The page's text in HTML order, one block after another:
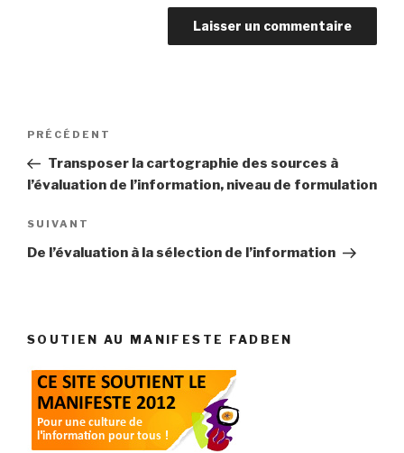
Navigation
l’article
Article
précédent
PRÉCÉDENT
Transposer la cartographie des sources à
l’évaluation de l’information, niveau de formulation
Article
suivant
SUIVANT
De l’évaluation à la sélection de l’information
SOUTIEN AU MANIFESTE FADBEN